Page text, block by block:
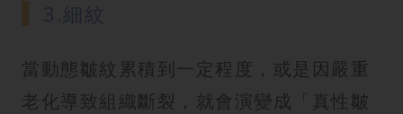
當動態皺紋累積到一定程度，或是因嚴重
老化導致組織斷裂，就會演變成「真性皺